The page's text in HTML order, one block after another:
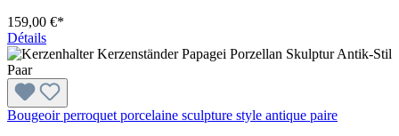
159,00 €*
Détails
Bougeoir perroquet porcelaine sculpture style antique paire